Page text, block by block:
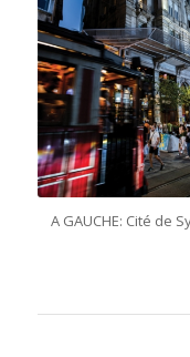
A GAUCHE: Cité de